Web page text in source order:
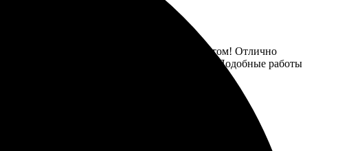
сам создала, а фирма порадовала результатом! Отлично
радостно будет получить такой подарок. Подобные работы